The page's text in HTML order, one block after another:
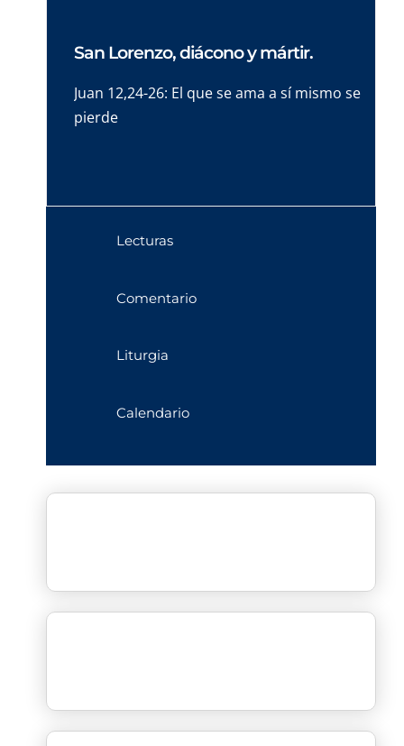
San Lorenzo, diácono y mártir.
Juan 12,24-26: El que se ama a sí mismo se
pierde
Lecturas
Comentario
Liturgia
Calendario